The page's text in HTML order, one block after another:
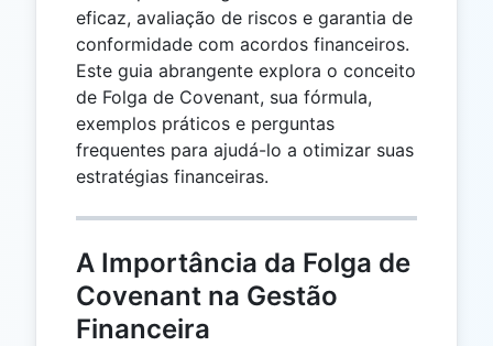
eficaz, avaliação de riscos e garantia de
conformidade com acordos financeiros.
Este guia abrangente explora o conceito
de Folga de Covenant, sua fórmula,
exemplos práticos e perguntas
frequentes para ajudá-lo a otimizar suas
estratégias financeiras.
A Importância da Folga de
Covenant na Gestão
Financeira